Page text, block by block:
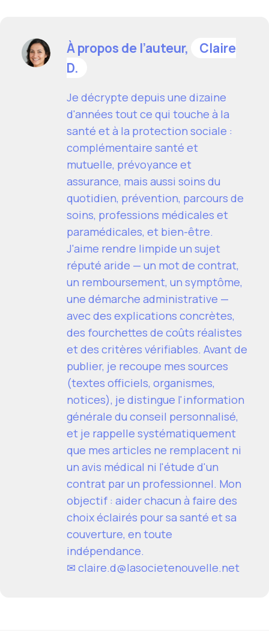
À propos de l’auteur,
Claire
D.
Je décrypte depuis une dizaine
d'années tout ce qui touche à la
santé et à la protection sociale :
complémentaire santé et
mutuelle, prévoyance et
assurance, mais aussi soins du
quotidien, prévention, parcours de
soins, professions médicales et
paramédicales, et bien-être.
J'aime rendre limpide un sujet
réputé aride — un mot de contrat,
un remboursement, un symptôme,
une démarche administrative —
avec des explications concrètes,
des fourchettes de coûts réalistes
et des critères vérifiables. Avant de
publier, je recoupe mes sources
(textes officiels, organismes,
notices), je distingue l'information
générale du conseil personnalisé,
et je rappelle systématiquement
que mes articles ne remplacent ni
un avis médical ni l'étude d'un
contrat par un professionnel. Mon
objectif : aider chacun à faire des
choix éclairés pour sa santé et sa
couverture, en toute
indépendance.
✉ claire.d@lasocietenouvelle.net